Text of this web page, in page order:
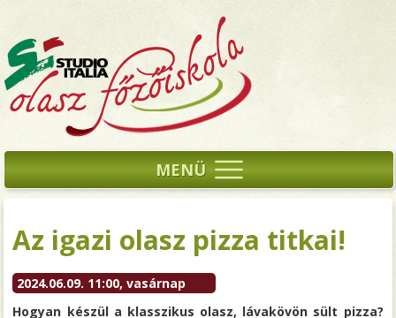
MENÜ
Az igazi olasz pizza titkai!
2024.06.09. 11:00, vasárnap
Hogyan készül a klasszikus olasz, lávakövön sült pizza?